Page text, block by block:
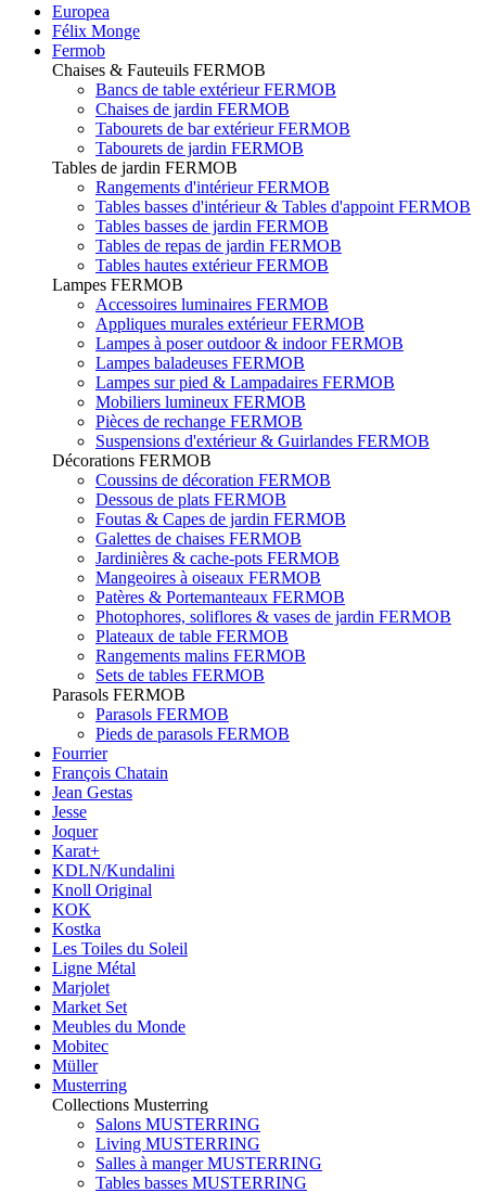
Europea
Félix Monge
Fermob
Chaises & Fauteuils FERMOB
Bancs de table extérieur FERMOB
Chaises de jardin FERMOB
Tabourets de bar extérieur FERMOB
Tabourets de jardin FERMOB
Tables de jardin FERMOB
Rangements d'intérieur FERMOB
Tables basses d'intérieur & Tables d'appoint FERMOB
Tables basses de jardin FERMOB
Tables de repas de jardin FERMOB
Tables hautes extérieur FERMOB
Lampes FERMOB
Accessoires luminaires FERMOB
Appliques murales extérieur FERMOB
Lampes à poser outdoor & indoor FERMOB
Lampes baladeuses FERMOB
Lampes sur pied & Lampadaires FERMOB
Mobiliers lumineux FERMOB
Pièces de rechange FERMOB
Suspensions d'extérieur & Guirlandes FERMOB
Décorations FERMOB
Coussins de décoration FERMOB
Dessous de plats FERMOB
Foutas & Capes de jardin FERMOB
Galettes de chaises FERMOB
Jardinières & cache-pots FERMOB
Mangeoires à oiseaux FERMOB
Patères & Portemanteaux FERMOB
Photophores, soliflores & vases de jardin FERMOB
Plateaux de table FERMOB
Rangements malins FERMOB
Sets de tables FERMOB
Parasols FERMOB
Parasols FERMOB
Pieds de parasols FERMOB
Fourrier
François Chatain
Jean Gestas
Jesse
Joquer
Karat+
KDLN/Kundalini
Knoll Original
KOK
Kostka
Les Toiles du Soleil
Ligne Métal
Marjolet
Market Set
Meubles du Monde
Mobitec
Müller
Musterring
Collections Musterring
Salons MUSTERRING
Living MUSTERRING
Salles à manger MUSTERRING
Tables basses MUSTERRING